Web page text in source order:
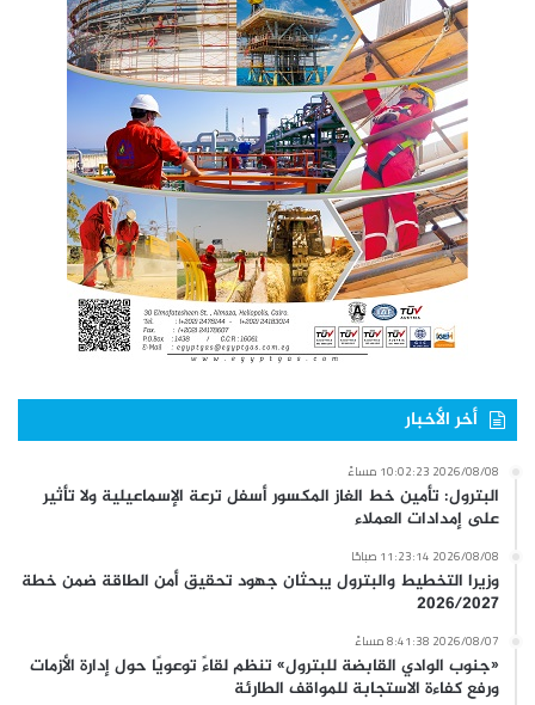
أخر الأخبار
2026/08/08 10:02:23 مساءً
البترول: تأمين خط الغاز المكسور أسفل ترعة الإسماعيلية ولا تأثير
على إمدادات العملاء
2026/08/08 11:23:14 صباحًا
وزيرا التخطيط والبترول يبحثان جهود تحقيق أمن الطاقة ضمن خطة
2026/2027
2026/08/07 8:41:38 مساءً
«جنوب الوادي القابضة للبترول» تنظم لقاءً توعويًا حول إدارة الأزمات
ورفع كفاءة الاستجابة للمواقف الطارئة